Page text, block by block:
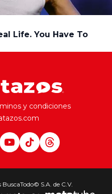
y condiciones
S.A. de C.V.